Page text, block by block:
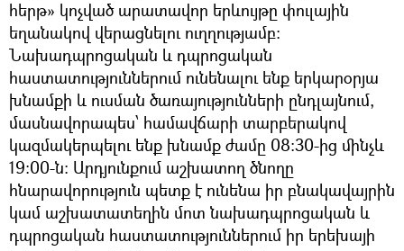
հերթ» կոչված արատավոր երևույթը փուլային
եղանակով վերացնելու ուղղությամբ։
Նախադպրոցական և դպրոցական
հաստատություններում ունենալու ենք երկարօրյա
խնամքի և ուսման ծառայությունների ընդլայնում,
մասնավորապես՝ համավճարի տարբերակով
կազմակերպելու ենք խնամք ժամը 08:30-ից մինչև
19:00-ն: Արդյունքում աշխատող ծնողը
հնարավորություն պետք է ունենա իր բնակավայրին
կամ աշխատատեղին մոտ նախադպրոցական և
դպրոցական հաստատություններում իր երեխայի